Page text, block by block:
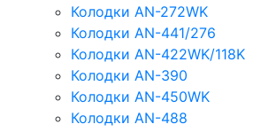
Колодки AN-272WK
Колодки AN-441/276
Колодки AN-422WK/118K
Колодки AN-390
Колодки AN-450WK
Колодки AN-488